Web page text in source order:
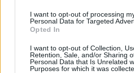
I want to opt-out of processing
Personal Data for Targeted
Opted In
I want to opt-out of Collection,
Retention, Sale, and/or Sharing
Personal Data that Is Unrelated
Purposes for which it was